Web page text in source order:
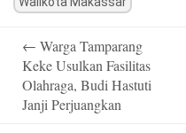
navigation
← Warga Tamparang
Keke Usulkan Fasilitas
Olahraga, Budi Hastuti
Janji Perjuangkan